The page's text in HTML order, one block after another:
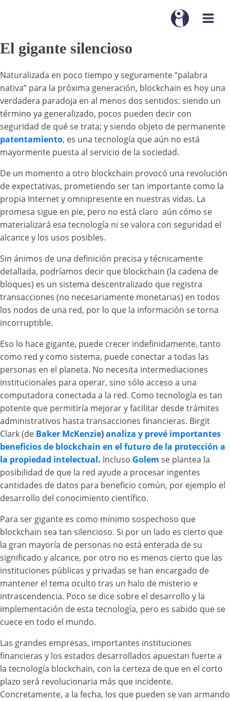
El gigante silencioso
Naturalizada en poco tiempo y seguramente “palabra
nativa” para la próxima generación, blockchain es hoy una
verdadera paradoja en al menos dos sentidos: siendo un
término ya generalizado, pocos pueden decir con
seguridad de qué se trata; y siendo objeto de permanente
patentamiento, es una tecnología que aún no está
mayormente puesta al servicio de la sociedad.
De un momento a otro blockchain provocó una revolución
de expectativas, prometiendo ser tan importante como la
propia Internet y omnipresente en nuestras vidas. La
promesa sigue en pie, pero no está claro aún cómo se
materializará esa tecnología ni se valora con seguridad el
alcance y los usos posibles.
Sin ánimos de una definición precisa y técnicamente
detallada, podríamos decir que blockchain (la cadena de
bloques) es un sistema descentralizado que registra
transacciones (no necesariamente monetarias) en todos
los nodos de una red, por lo que la información se torna
incorruptible.
Eso lo hace gigante, puede crecer indefinidamente, tanto
como red y como sistema, puede conectar a todas las
personas en el planeta. No necesita intermediaciones
institucionales para operar, sino sólo acceso a una
computadora conectada a la red. Como tecnología es tan
potente que permitiría mejorar y facilitar desde trámites
administrativos hasta transacciones financieras. Birgit
Clark (de Baker McKenzie)analiza y prevé importantes
beneficios de blockchain en el futuro de la protección a
la propiedad intelectual. Incluso Golem se plantea la
posibilidad de que la red ayude a procesar ingentes
cantidades de datos para beneficio común, por ejemplo el
desarrollo del conocimiento científico.
Para ser gigante es como mínimo sospechoso que
blockchain sea tan silencioso. Si por un lado es cierto que
la gran mayoría de personas no está enterada de su
significado y alcance, por otro no es menos cierto que las
instituciones públicas y privadas se han encargado de
mantener el tema oculto tras un halo de misterio e
intrascendencia. Poco se dice sobre el desarrollo y la
implementación de esta tecnología, pero es sabido que se
cuece en todo el mundo.
Las grandes empresas, importantes instituciones
financieras y los estados desarrollados apuestan fuerte a
la tecnología blockchain, con la certeza de que en el corto
plazo será revolucionaria más que incidente.
Concretamente, a la fecha, los que pueden se van armando